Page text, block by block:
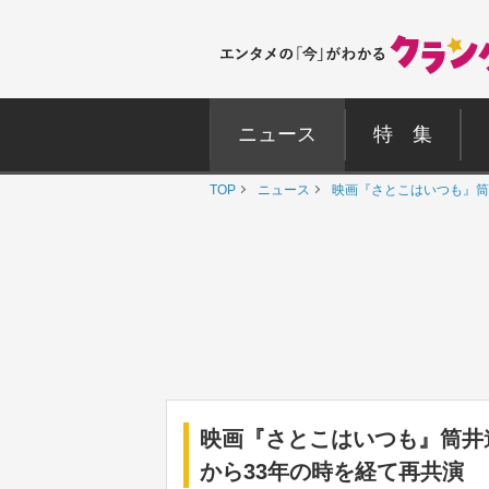
ニュース 特 集
TOP ニュース 映画『さとこはいつも』
映画『さとこはいつも』筒
から33年の時を経て再共演